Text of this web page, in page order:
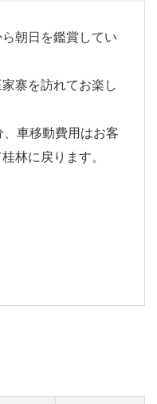
朝日を鑑賞してい
寨を訪れてお楽し
車移動費用はお客
林に戻ります。